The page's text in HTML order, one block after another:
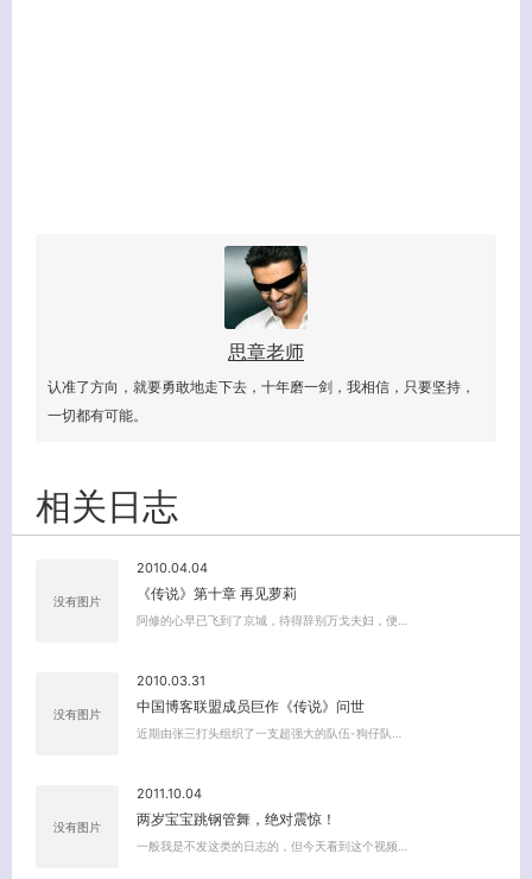
思章老师
认准了方向，就要勇敢地走下去，十年磨一剑，我相信，只要坚持，
一切都有可能。
相关日志
没有图片
2010.04.04
《传说》第十章 再见萝莉
阿修的心早已飞到了京城，待得辞别万戈夫妇，便…
没有图片
2010.03.31
中国博客联盟成员巨作《传说》问世
近期由张三打头组织了一支超强大的队伍-狗仔队…
没有图片
2011.10.04
两岁宝宝跳钢管舞，绝对震惊！
一般我是不发这类的日志的，但今天看到这个视频…